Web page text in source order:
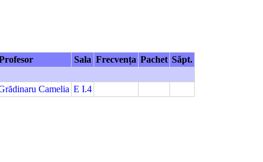
Sala Frecvența Pachet Săpt.
Camelia E I.4